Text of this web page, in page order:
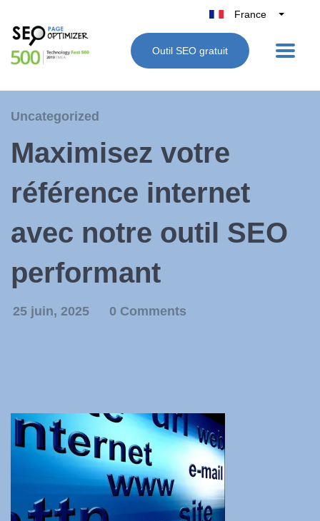
France
Belgique
België
Outil SEO gratuit
Uncategorized
Maximisez votre
référence internet
avec notre outil SEO
performant
25 juin, 2025 0 Comments